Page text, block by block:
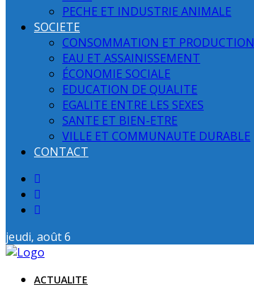
PECHE ET INDUSTRIE ANIMALE
SOCIETE
CONSOMMATION ET PRODUCTION
EAU ET ASSAINISSEMENT
ÉCONOMIE SOCIALE
EDUCATION DE QUALITE
EGALITE ENTRE LES SEXES
SANTE ET BIEN-ETRE
VILLE ET COMMUNAUTE DURABLE
CONTACT
jeudi, août 6
ACTUALITE